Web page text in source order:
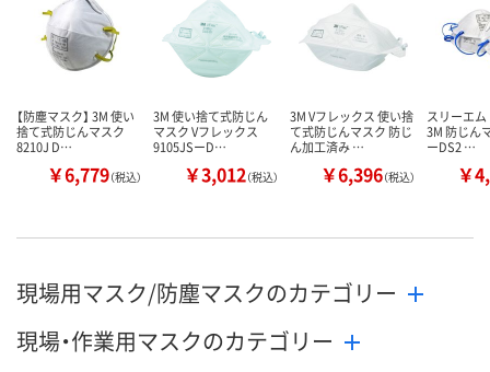
【防塵マスク】 3M 使い
捨て式防じんマスク
8210J D…
￥6,779（税込）
3M 使い捨て式防じん
マスク Vフレックス
9105JSーD…
￥3,012（税込）
3M Vフレックス 使い捨
て式防じんマスク 防じ
ん加工済み …
￥6,396（税込）
スリーエ
3M 防じん
ーDS2 …
￥
現場用マスク/防塵マスクのカテゴリー
現場・作業用マスクのカテゴリー